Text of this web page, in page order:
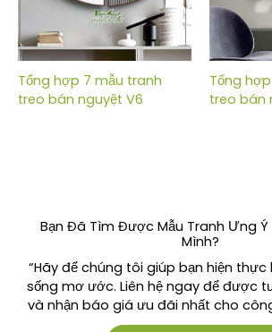
Tổng hợp 7 mẫu tranh
treo bán nguyệt V6
Tổng
treo bán
Bạn Đã Tìm Được Mẫu Tranh Ưng Ý
Mình?
“Hãy để chúng tôi giúp bạn hiện
sống mơ ước. Liên hệ ngay để được
và nhận báo giá ưu đãi nhất cho